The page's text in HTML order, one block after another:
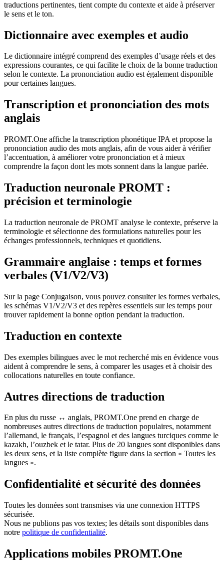
traductions pertinentes, tient compte du contexte et aide à préserver
le sens et le ton.
Dictionnaire avec exemples et audio
Le dictionnaire intégré comprend des exemples d’usage réels et des
expressions courantes, ce qui facilite le choix de la bonne traduction
selon le contexte. La prononciation audio est également disponible
pour certaines langues.
Transcription et prononciation des mots
anglais
PROMT.One affiche la transcription phonétique IPA et propose la
prononciation audio des mots anglais, afin de vous aider à vérifier
l’accentuation, à améliorer votre prononciation et à mieux
comprendre la façon dont les mots sonnent dans la langue parlée.
Traduction neuronale PROMT :
précision et terminologie
La traduction neuronale de PROMT analyse le contexte, préserve la
terminologie et sélectionne des formulations naturelles pour les
échanges professionnels, techniques et quotidiens.
Grammaire anglaise : temps et formes
verbales (V1/V2/V3)
Sur la page Conjugaison, vous pouvez consulter les formes verbales,
les schémas V1/V2/V3 et des repères essentiels sur les temps pour
trouver rapidement la bonne option pendant la traduction.
Traduction en contexte
Des exemples bilingues avec le mot recherché mis en évidence vous
aident à comprendre le sens, à comparer les usages et à choisir des
collocations naturelles en toute confiance.
Autres directions de traduction
En plus du russe ↔ anglais, PROMT.One prend en charge de
nombreuses autres directions de traduction populaires, notamment
l’allemand, le français, l’espagnol et des langues turciques comme le
kazakh, l’ouzbek et le tatar. Plus de 20 langues sont disponibles dans
les deux sens, et la liste complète figure dans la section « Toutes les
langues ».
Confidentialité et sécurité des données
Toutes les données sont transmises via une connexion HTTPS
sécurisée.
Nous ne publions pas vos textes; les détails sont disponibles dans
notre politique de confidentialité.
Applications mobiles PROMT.One